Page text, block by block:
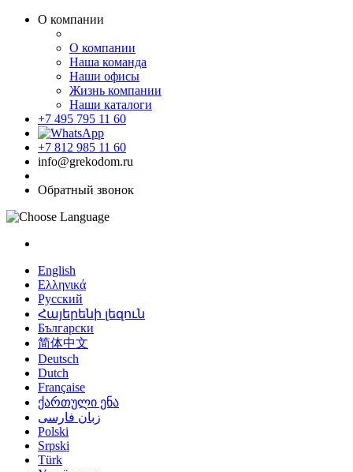
О компании
О компании
Наша команда
Наши офисы
Жизнь компании
Наши каталоги
+7 495 795 11 60
+7 812 985 11 60
info@grekodom.ru
Обратный звонок
English
Ελληνικά
Русский
Հայերենի լեզուն
Български
简体中文
Deutsch
Dutch
Française
ქართული ენა
زبان فارسی
Polski
Srpski
Türk